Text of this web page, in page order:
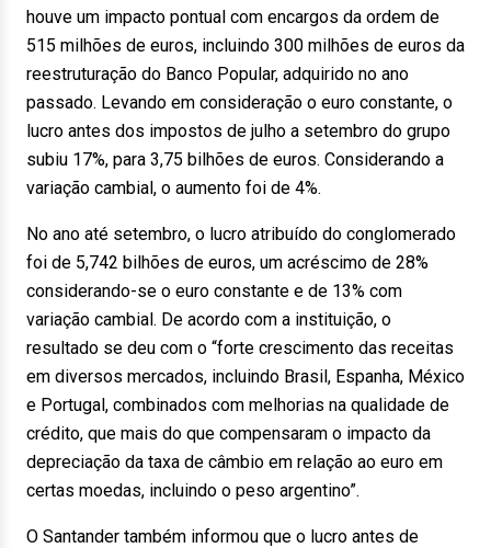
houve um impacto pontual com encargos da ordem de
515 milhões de euros, incluindo 300 milhões de euros da
reestruturação do Banco Popular, adquirido no ano
passado. Levando em consideração o euro constante, o
lucro antes dos impostos de julho a setembro do grupo
subiu 17%, para 3,75 bilhões de euros. Considerando a
variação cambial, o aumento foi de 4%.
No ano até setembro, o lucro atribuído do conglomerado
foi de 5,742 bilhões de euros, um acréscimo de 28%
considerando-se o euro constante e de 13% com
variação cambial. De acordo com a instituição, o
resultado se deu com o “forte crescimento das receitas
em diversos mercados, incluindo Brasil, Espanha, México
e Portugal, combinados com melhorias na qualidade de
crédito, que mais do que compensaram o impacto da
depreciação da taxa de câmbio em relação ao euro em
certas moedas, incluindo o peso argentino”.
O Santander também informou que o lucro antes de